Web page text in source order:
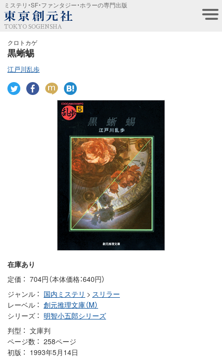
ミステリ・SF・ファンタジー・ホラーの専門出版
TOKYO SOGENSHA
クロトカゲ
黒蜥蜴
江戸川乱歩
在庫あり
定価
704円（本体価格：640円）
ジャンル
国内ミステリ > スリラー
レーベル
創元推理文庫（M）
シリーズ
明智小五郎シリーズ
判型
文庫判
ページ数
258ページ
初版
1993年5月14日